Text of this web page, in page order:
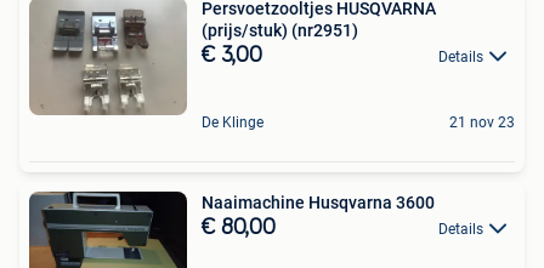
Persvoetzooltjes HUSQVARNA
(prijs/stuk) (nr2951)
€ 3,00 Details
De Klinge 21 nov 23
Naaimachine Husqvarna 3600
€ 80,00 Details